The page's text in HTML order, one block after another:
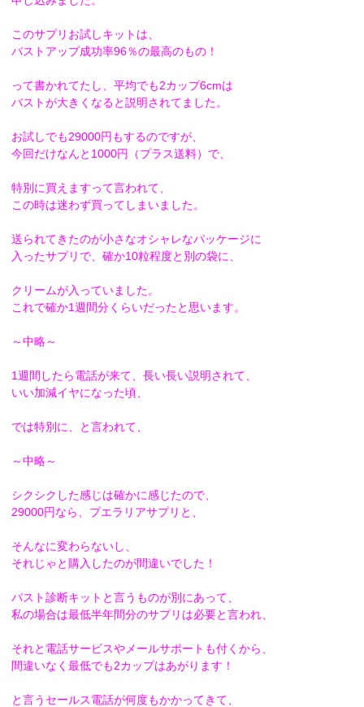
このサプリお試しキットは、
バストアップ成功率96％の最高のもの！
って書かれてたし、平均でも2カップ6cmは
バストが大きくなると説明されてました。
お試しでも29000円もするのですが、
今回だけなんと1000円（プラス送料）で、
特別に買えますって言われて、
この時は迷わず買ってしまいました。
送られてきたのが小さなオシャレなパッケージに
入ったサプリで、確か10粒程度と別の袋に、
クリームが入っていました。
これで確か1週間分くらいだったと思います。
～中略～
1週間したら電話が来て、長い長い説明されて、
いい加減イヤになった頃、
では特別に、と言われて、
～中略～
シクシクした感じは確かに感じたので、
29000円なら、プエラリアサプリと、
そんなに変わらないし、
それじゃと購入したのが間違いでした！
バスト診断キットと言うものが別にあって、
私の場合は最低半年間分のサプリは必要と言われ、
それと電話サービスやメールサポートも付くから、
間違いなく最低でも2カップはあがります！
と言うセールス電話が何度もかかってきて、